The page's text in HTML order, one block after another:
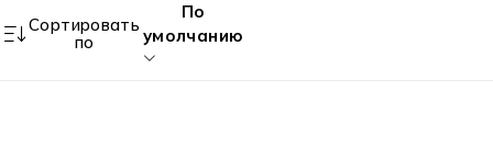
Сортировать
по
По
умолчанию